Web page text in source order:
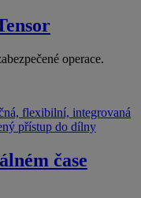
operace.
flexibilní, integrovaná
přístup do dílny
čase